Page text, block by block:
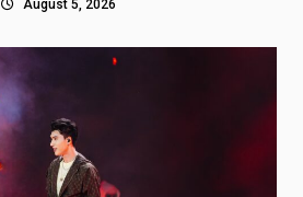
August 5, 2026